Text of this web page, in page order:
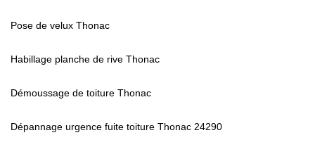
Pose de velux Thonac
Habillage planche de rive Thonac
Démoussage de toiture Thonac
Dépannage urgence fuite toiture Thonac 24290